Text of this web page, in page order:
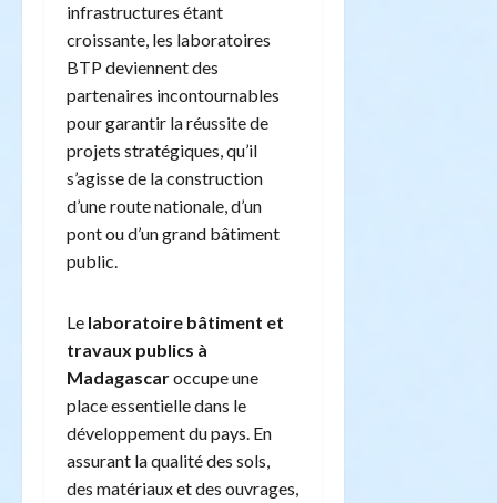
infrastructures étant
croissante, les laboratoires
BTP deviennent des
partenaires incontournables
pour garantir la réussite de
projets stratégiques, qu’il
s’agisse de la construction
d’une route nationale, d’un
pont ou d’un grand bâtiment
public.
Le laboratoire bâtiment et
travaux publics à
Madagascaroccupe une
place essentielle dans le
développement du pays. En
assurant la qualité des sols,
des matériaux et des ouvrages,